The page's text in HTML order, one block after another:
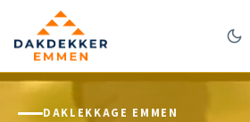
DAKLEKKAGE EMMEN